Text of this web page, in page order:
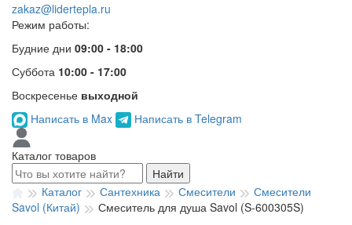
zakaz@lidertepla.ru
Режим работы:
Будние дни 09:00 - 18:00
Суббота 10:00 - 17:00
Воскресенье выходной
Написать в Max
Написать в Telegram
Каталог товаров
Найти
Каталог
Сантехника Смесители
Смесители
Savol (Китай)
Смеситель для душа Savol (S-600305S)